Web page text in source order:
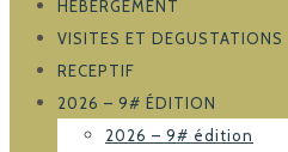
HÉBERGEMENT
VISITES ET DEGUSTATIONS
RECEPTIF
2026 – 9# ÉDITION
2026 – 9# édition